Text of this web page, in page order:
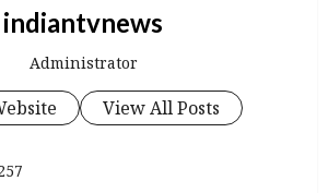
indiantvnews
Administrator
View All Posts